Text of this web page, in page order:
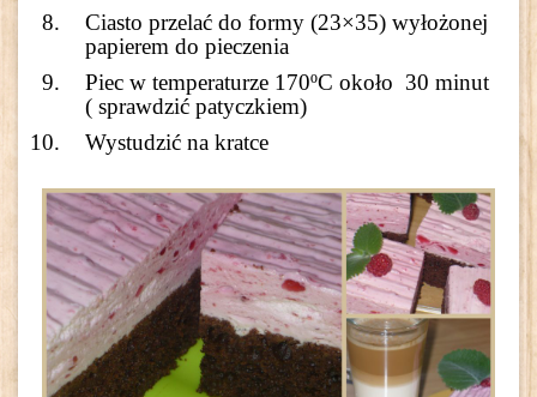
Ciasto przelać do formy (23×35) wyłożonej
papierem do pieczenia
Piec w temperaturze 170ºC około 30 minut
( sprawdzić patyczkiem)
Wystudzić na kratce